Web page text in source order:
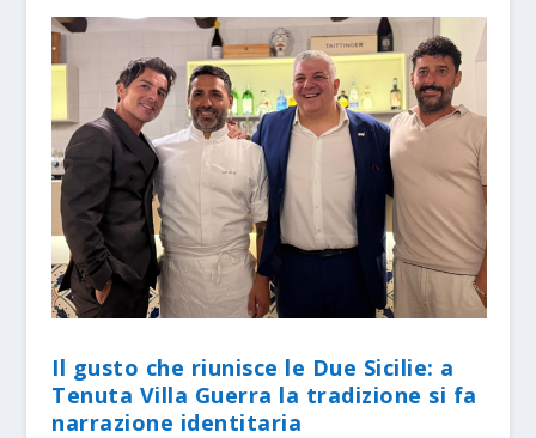
Il gusto che riunisce le Due Sicilie: a
Tenuta Villa Guerra la tradizione si fa
narrazione identitaria